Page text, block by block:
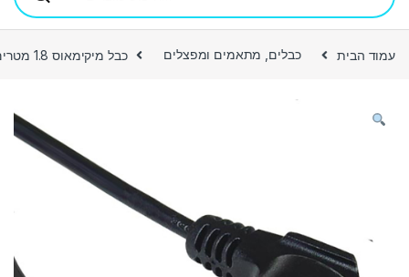
עמוד הבית כבלים, מתאמים ומפצלים כבל מיקימאוס 1.8 מטרים